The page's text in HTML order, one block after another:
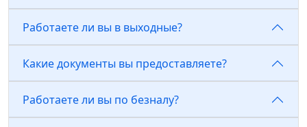
Работаете ли вы в выходные?
Какие документы вы предоставляете?
Работаете ли вы по безналу?